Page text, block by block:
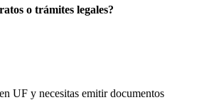
o trámites legales?
UF y necesitas emitir documentos